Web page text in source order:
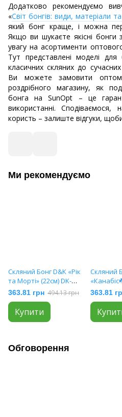
Додатково рекомендуємо
«Світ бонгів: види, матеріали
який бонг краще, і можна
Якщо ви шукаєте якісні бонги
увагу на асортименти
Тут представлені моделі
класичних скляних до
Ви можете замовити оптом
роздрібного магазину, як
бонга на SunOpt – це
використанні.
користь – залиште відгуки,
Ми рекомендуємо
Скляний Бонг D&K «Рік
та Морті» (22см) DK-
6433-1
363.81 грн 494.13 грн
Купити
Скляний
6433-3
363.81
Обговорення